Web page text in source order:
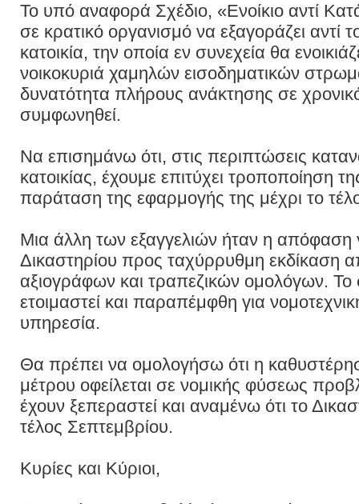
Το υπό αναφορά Σχέδιο, «Ενοίκιο αντί
σε κρατικό οργανισμό να εξαγοράζει αντί
κατοικία, την οποία εν συνεχεία θα
νοικοκυριά χαμηλών εισοδηματικών
δυνατότητα πλήρους ανάκτησης σε
συμφωνηθεί.
Να επισημάνω ότι, στις περιπτώσεις
κατοικίας, έχουμε επιτύχει τροποποίηση
παράταση της εφαρμογής της μέχρι το
Μια άλλη των εξαγγελιών ήταν η απόφαση
Δικαστηρίου προς ταχύρρυθμη εκδίκαση
αξιογράφων και τραπεζικών ομολόγων. Το
ετοιμαστεί και παραπέμφθη για
υπηρεσία.
Θα πρέπει να ομολογήσω ότι η
μέτρου οφείλεται σε νομικής φύσεως
έχουν ξεπεραστεί και αναμένω ότι το
τέλος Σεπτεμβρίου.
Κυρίες και Κύριοι,